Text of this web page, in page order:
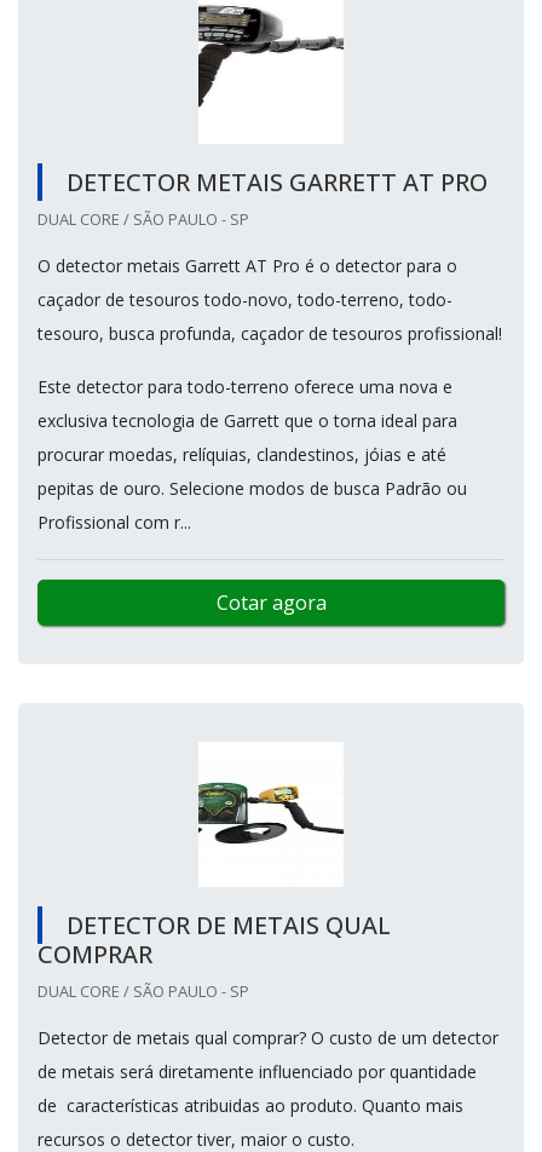
DETECTOR METAIS GARRETT AT PRO
DUAL CORE / SÃO PAULO - SP
O detector metais Garrett AT Pro é o detector para o
caçador de tesouros todo-novo, todo-terreno, todo-
tesouro, busca profunda, caçador de tesouros profissional!
Este detector para todo-terreno oferece uma nova e
exclusiva tecnologia de Garrett que o torna ideal para
procurar moedas, relíquias, clandestinos, jóias e até
pepitas de ouro. Selecione modos de busca Padrão ou
Profissional com r...
Cotar agora
DETECTOR DE METAIS QUAL
COMPRAR
DUAL CORE / SÃO PAULO - SP
Detector de metais qual comprar? O custo de um detector
de metais será diretamente influenciado por quantidade
de características atribuidas ao produto. Quanto mais
recursos o detector tiver, maior o custo.